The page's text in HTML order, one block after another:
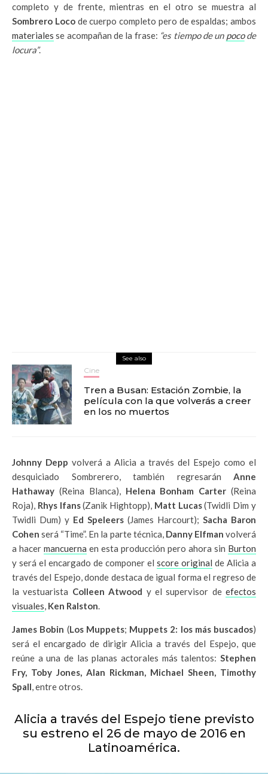
completo y de frente, mientras en el otro se muestra al
Sombrero Locode cuerpo completo pero de espaldas; ambos
materiales se acompañan de la frase: “es tiempo de un pocode
locura”.
See also
Cine
Tren a Busan: Estación Zombie, la
película con la que volverás a creer
en los no muertos
Johnny Depp volverá a Alicia a través del Espejo como el
desquiciado Sombrerero, también regresarán Anne
Hathaway (Reina Blanca), Helena Bonham Carter (Reina
Roja), Rhys Ifans(Zanik Hightopp), Matt Lucas(Twidli Dim y
Twidli Dum) y Ed Speleers (James Harcourt); Sacha Baron
Cohen será “Time”. En la parte técnica, Danny Elfman volverá
a hacer mancuerna en esta producción pero ahora sin Burton
y será el encargado de componer el score original de Alicia a
través del Espejo, donde destaca de igual forma el regreso de
la vestuarista Colleen Atwood y el supervisor de efectos
visuales Ken Ralston
James Bobin (Los Muppets; Muppets 2: los más buscados)
será el encargado de dirigir Alicia a través del Espejo, que
reúne a una de las planas actorales más talentos: Stephen
Fry, Toby Jones, Alan Rickman, Michael Sheen, Timothy
Spall , entre otros.
Alicia a través del Espejo tiene previsto
su estreno el 26 de mayo de 2016 en
Latinoamérica.